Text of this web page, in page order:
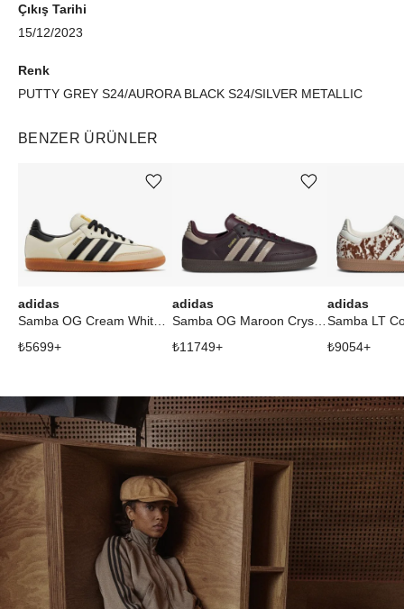
Çıkış Tarihi
15/12/2023
Renk
PUTTY GREY S24/AURORA BLACK S24/SILVER METALLIC
BENZER ÜRÜNLER
adidas
₺5699+
Ürünü istek listesine ekle veya listeden çıkar
adidas
₺11749+
Ürünü istek listesine ekle veya listeden çıkar
adidas
₺9054+